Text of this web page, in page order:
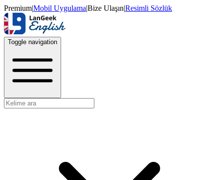
Premium|Mobil Uygulama|Bize Ulaşın|Resimli Sözlük
Toggle navigation